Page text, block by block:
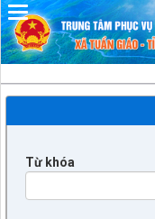
Từ khóa